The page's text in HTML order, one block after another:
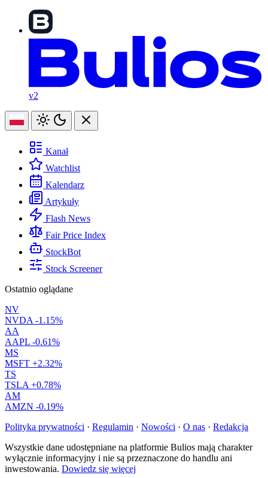
v2
Kanał
Watchlist
Kalendarz
Artykuły
Flash News
Fair Price Index
StockBot
Stock Screener
Ostatnio oglądane
NV
NVDA -1.15%
AA
AAPL -0.61%
MS
MSFT +2.32%
TS
TSLA +0.78%
AM
AMZN -0.19%
Polityka prywatności · Regulamin · Nowości · O nas · Redakcja
Wszystkie dane udostępniane na platformie Bulios mają charakter
wyłącznie informacyjny i nie są przeznaczone do handlu ani
inwestowania. Dowiedz się więcej